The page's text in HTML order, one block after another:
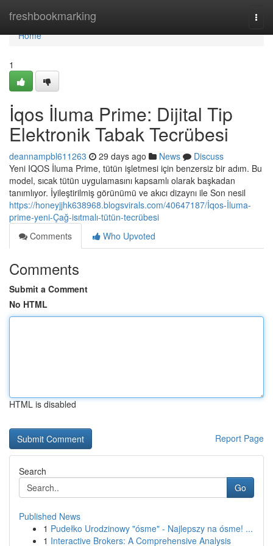
freshbookmarking
Home
Home
1
İqos İluma Prime: Dijital Tip
Elektronik Tabak Tecrübesi
deannampbl611263 29 days ago News
Discuss
Yeni IQOS İluma Prime, tütün işletmesi için benzersiz bir adım. Bu
model, sıcak tütün uygulamasını kapsamlı olarak başkadan
tanımlıyor. İyileştirilmiş görünümü ve akıcı dizaynı ile Son nesil
https://honeyjjhk638968.blogsvirals.com/40647187/İqos-İluma-
prime-yeni-Çağ-isıtmalı-tütün-tecrübesi
Comments
Who Upvoted
Comments
Submit a Comment
No HTML
HTML is disabled
Report Page
Search
Go
Published News
1 Pudełko Urodzinowy "ósme" - Najlepszy na ósme! ...
1 Interactive Brokers: A Comprehensive Analysis